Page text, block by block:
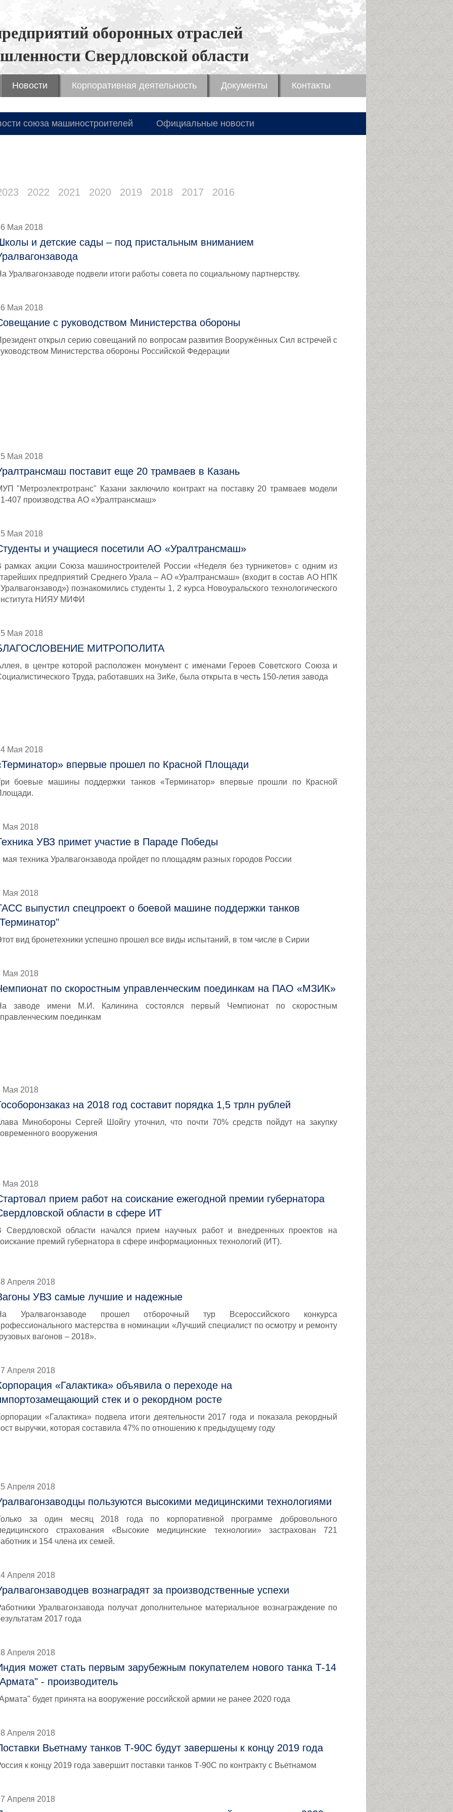
оборонных отраслей
Свердловской области
Новости Корпоративная деятельность Документы Контакты
союза машиностроителей Официальные новости
2022 2021 2020 2019 2018 2017 2016
Мая 2018
и детские сады – под пристальным вниманием
Уралвагонзаводе подвели итоги работы совета по социальному партнерству.
Мая 2018
с руководством Министерства обороны
открыл серию совещаний по вопросам развития Вооружённых Сил встречей с
Министерства обороны Российской Федерации
Мая 2018
поставит еще 20 трамваев в Казань
"Метроэлектротранс" Казани заключило контракт на поставку 20 трамваев модели
407 производства АО «Уралтрансмаш»
Мая 2018
и учащиеся посетили АО «Уралтрансмаш»
рамках акции Союза машиностроителей России «Неделя без турникетов» с одним из
предприятий Среднего Урала – АО «Уралтрансмаш» (входит в состав АО НПК
познакомились студенты 1, 2 курса Новоуральского технологического
НИЯУ МИФИ
Мая 2018
МИТРОПОЛИТА
в центре которой расположен монумент с именами Героев Советского Союза и
Труда, работавших на ЗиКе, была открыта в честь 150-летия завода
Мая 2018
впервые прошел по Красной Площади
боевые машины поддержки танков «Терминатор» впервые прошли по Красной
Мая 2018
УВЗ примет участие в Параде Победы
мая техника Уралвагонзавода пройдет по площадям разных городов России
Мая 2018
выпустил спецпроект о боевой машине поддержки танков
вид бронетехники успешно прошел все виды испытаний, в том числе в Сирии
Мая 2018
по скоростным управленческим поединкам на ПАО «МЗИК»
заводе имени М.И. Калинина состоялся первый Чемпионат по скоростным
поединкам
Мая 2018
на 2018 год составит порядка 1,5 трлн рублей
Минобороны Сергей Шойгу уточнил, что почти 70% средств пойдут на закупку
вооружения
Мая 2018
прием работ на соискание ежегодной премии губернатора
области в сфере ИТ
Свердловской области начался прием научных работ и внедренных проектов на
премий губернатора в сфере информационных технологий (ИТ).
Апреля 2018
УВЗ самые лучшие и надежные
Уралвагонзаводе прошел отборочный тур Всероссийского конкурса
мастерства в номинации «Лучший специалист по осмотру и ремонту
вагонов – 2018».
Апреля 2018
«Галактика» объявила о переходе на
стек и о рекордном росте
«Галактика» подвела итоги деятельности 2017 года и показала рекордный
выручки, которая составила 47% по отношению к предыдущему году
Апреля 2018
пользуются высокими медицинскими технологиями
за один месяц 2018 года по корпоративной программе добровольного
страхования «Высокие медицинские технологии» застрахован 721
и 154 члена их семей.
Апреля 2018
вознаградят за производственные успехи
Уралвагонзавода получат дополнительное материальное вознаграждение по
2017 года
Апреля 2018
может стать первым зарубежным покупателем нового танка Т-14
- производитель
будет принята на вооружение российской армии не ранее 2020 года
Апреля 2018
Вьетнаму танков Т-90С будут завершены к концу 2019 года
к концу 2019 года завершит поставки танков Т-90С по контракту с Вьетнамом
Апреля 2018